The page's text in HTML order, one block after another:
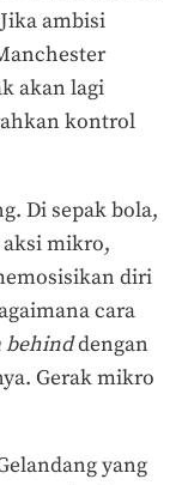
ambisi
akan lagi
kontrol
Di sepak bola,
mikro,
diri
cara
behinddengan
Gerak mikro
yang